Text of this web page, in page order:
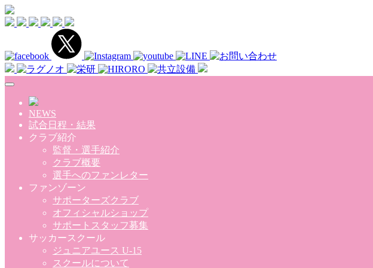
Skip to main content
NEWS
試合日程・結果
クラブ紹介
監督・選手紹介
クラブ概要
選手へのファンレター
ファンゾーン
サポーターズクラブ
オフィシャルショップ
サポートスタッフ募集
サッカースクール
ジュニアユース U-15
スクールについて